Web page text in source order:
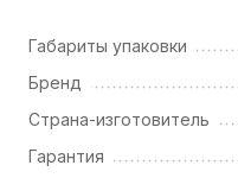
Габариты упаковки
Бренд
Страна-изготовитель
Гарантия